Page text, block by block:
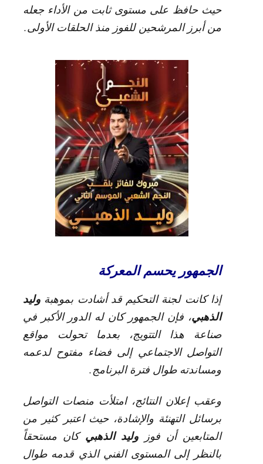
حيث حافظ على مستوى ثابت من الأداء جعله
من أبرز المرشحين للفوز منذ الحلقات الأولى.
الجمهور يحسم المعركة
إذا كانت لجنة التحكيم قد أشادت بموهبة وليد
الذهبي، فإن الجمهور كان له الدور الأكبر في
صناعة هذا التتويج، بعدما تحولت مواقع
التواصل الاجتماعي إلى فضاء مفتوح لدعمه
ومساندته طوال فترة البرنامج.
وعقب إعلان النتائج، امتلأت منصات التواصل
برسائل التهنئة والإشادة، حيث اعتبر كثير من
المتابعين أن فوزوليد الذهبي كان مستحقاً
بالنظر إلى المستوى الفني الذي قدمه طوال